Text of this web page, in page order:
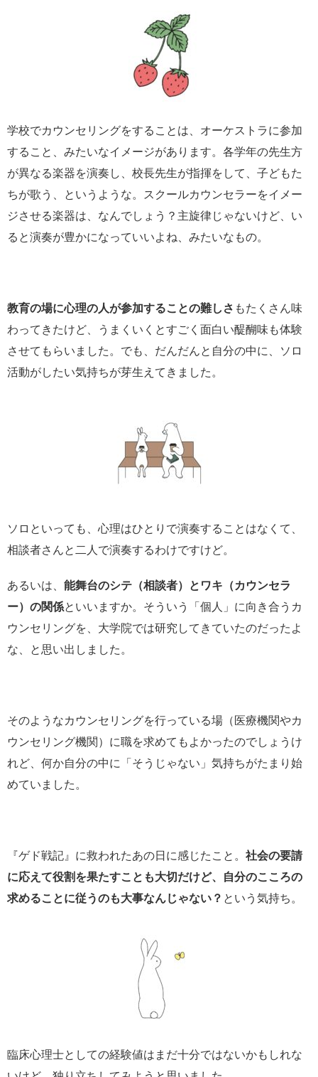
学校でカウンセリングをすることは、オーケストラに参加
すること、みたいなイメージがあります。各学年の先生方
が異なる楽器を演奏し、校長先生が指揮をして、子どもた
ちが歌う、というような。スクールカウンセラーをイメー
ジさせる楽器は、なんでしょう？主旋律じゃないけど、い
ると演奏が豊かになっていいよね、みたいなもの。
教育の場に心理の人が参加することの難しさ もたくさん味
わってきたけど、うまくいくとすごく面白い醍醐味も体験
させてもらいました。でも、だんだんと自分の中に、ソロ
活動がしたい気持ちが芽生えてきました。
ソロといっても、心理はひとりで演奏することはなくて、
相談者さんと二人で演奏するわけですけど。
あるいは、 能舞台のシテ（相談者）とワキ（カウンセラ
ー）の関係といいますか。そういう「個人」に向き合うカ
ウンセリングを、大学院では研究してきていたのだったよ
な、と思い出しました。
そのようなカウンセリングを行っている場（医療機関やカ
ウンセリング機関）に職を求めてもよかったのでしょうけ
れど、何か自分の中に「そうじゃない」気持ちがたまり始
めていました。
『ゲド戦記』に救われたあの日に感じたこと。 社会の要請
に応えて役割を果たすことも大切だけど、自分のこころの
求めることに従うのも大事なんじゃない？ という気持ち。
臨床心理士としての経験値はまだ十分ではないかもしれな